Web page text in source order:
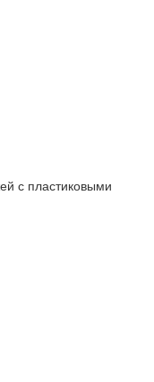
с пластиковыми